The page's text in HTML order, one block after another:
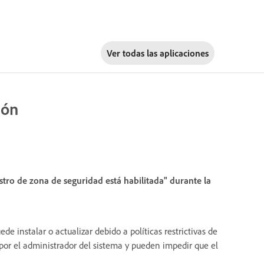
Ver todas las aplicaciones
de zona de seguridad está habilitada" durante la
instalar o actualizar debido a políticas restrictivas de
el administrador del sistema y pueden impedir que el